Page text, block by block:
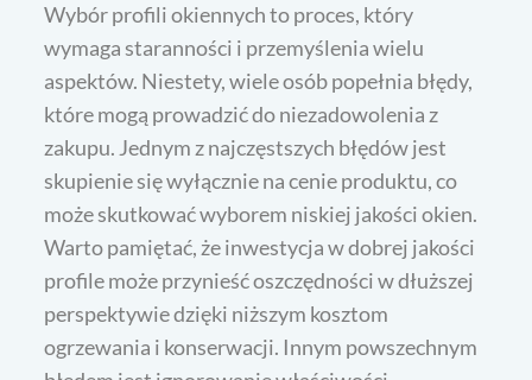
Wybór profili okiennych to proces, który
wymaga staranności i przemyślenia wielu
aspektów. Niestety, wiele osób popełnia błędy,
które mogą prowadzić do niezadowolenia z
zakupu. Jednym z najczęstszych błędów jest
skupienie się wyłącznie na cenie produktu, co
może skutkować wyborem niskiej jakości okien.
Warto pamiętać, że inwestycja w dobrej jakości
profile może przynieść oszczędności w dłuższej
perspektywie dzięki niższym kosztom
ogrzewania i konserwacji. Innym powszechnym